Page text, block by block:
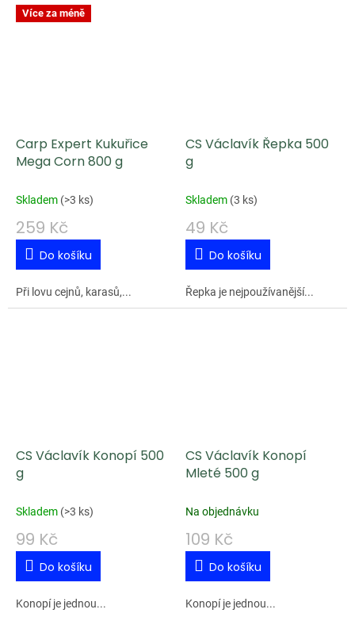
Více za méně
Carp Expert Kukuřice
Mega Corn 800 g
Skladem (>3 ks)
259 Kč
Do košíku
Při lovu cejnů, karasů,...
CS Václavík Řepka 500
g
Skladem (3 ks)
49 Kč
Do košíku
Řepka je nejpoužívanější...
CS Václavík Konopí 500
g
Skladem (>3 ks)
99 Kč
Do košíku
Konopí je jednou...
CS Václavík Konopí
Mleté 500 g
Na objednávku
109 Kč
Do košíku
Konopí je jednou...